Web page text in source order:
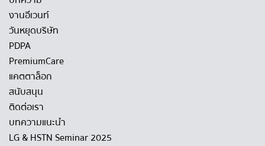
งานอีเวนท์
วันหยุดบริษัท
PDPA
PremiumCare
แคตตาล็อก
สนับสนุน
ติดต่อเรา
บทความแนะนำ
LG & HSTN Seminar 2025